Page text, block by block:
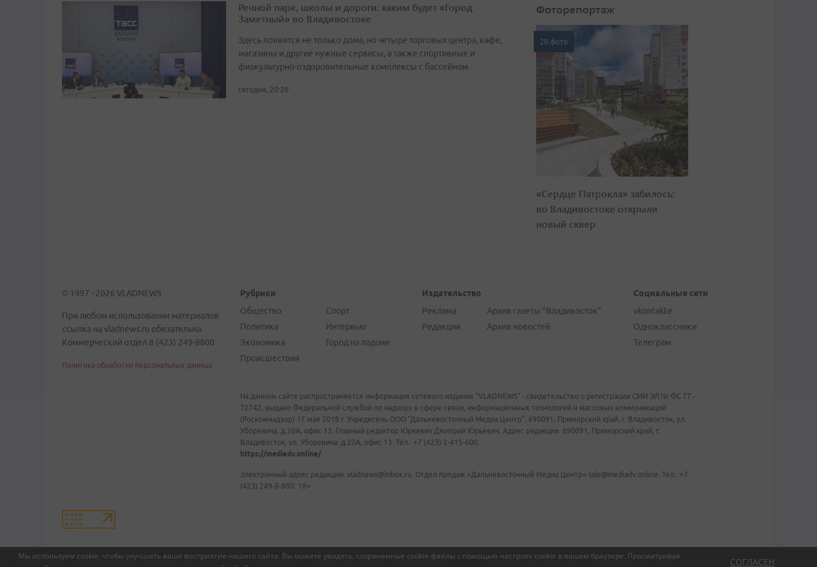
Мы используем cookie, чтобы улучшить ваше восприятие нашего сайта. Вы можете увидеть, сохраненные cookie-файлы с помощью настроек cookie в вашем браузере. Просматривая
СОГЛАСЕН
Речной парк, школы и дороги: каким будет «Город
Заметный» во Владивостоке
Здесь появятся не только дома, но четыре торговых центра, кафе,
магазины и другие нужные сервисы, а также спортивные и
физкультурно-оздоровительные комплексы с бассейном
сегодня, 20:20
Фоторепортаж
20 фото
«Сердце Патрокла» забилось:
во Владивостоке открыли
новый сквер
© 1997 - 2026 VLADNEWS
При любом использовании материалов
ссылка на vladnews.ru обязательна.
Коммерческий отдел 8 (423) 249-8800
Политика обработки персональных данных
Рубрики
Общество
Политика
Экономика
Происшествия
Спорт
Интервью
Город на ладони
Издательство
Реклама
Редакция
Архив газеты "Владивосток"
Архив новостей
Социальные сети
vkontakte
Одноклассники
Телеграм
На данном сайте распространяется информация сетевого издания "VLADNEWS" - свидетельство о регистрации СМИ ЭЛ № ФС 77 -
72742, выдано Федеральной службой по надзору в сфере связи, информационных технологий и массовых коммуникаций
(Роскомнадзор) 17 мая 2018 г. Учредитель ООО "Дальневосточный Медиа Центр". 690091, Приморский край, г. Владивосток, ул.
Уборевича, д.20А, офис 13. Главный редактор Юркевич Дмитрий Юрьевич. Адрес редакции: 690091, Приморский край, г.
Владивосток, ул. Уборевича, д.20А, офис 13. Тел.: +7 (423) 2-415-600.
https://mediadv.online/
Электронный адрес редакции: vladnews@inbox.ru. Отдел продаж «Дальневосточный Медиа Центр» sale@mediadv.online. Тел.: +7
(423) 249-8-800. 18+